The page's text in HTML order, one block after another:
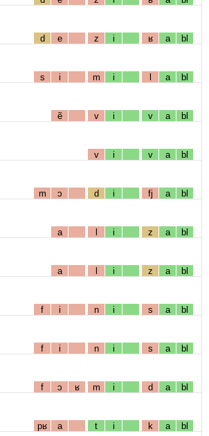
d e z i ʁ a bl
s i m i l a bl
ẽ v i v a bl
v i v a bl
m ɔ d i fj a bl
a l i z a bl
a l i z a bl
f i n i s a bl
f i n i s a bl
f ɔ ʁ m i d a bl
pʁ a t i k a bl